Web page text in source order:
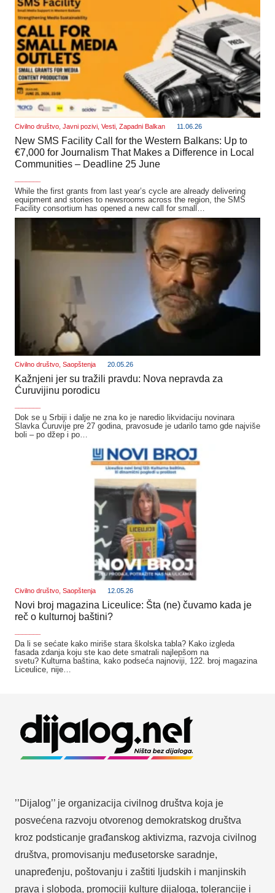
Civilno društvo, Javni pozivi, Vesti, Zapadni Balkan 11.06.26
New SMS Facility Call for the Western Balkans: Up to
€7,000 for Journalism That Makes a Difference in Local
Communities – Deadline 25 June
While the first grants from last year’s cycle are already delivering
equipment and stories to newsrooms across the region, the SMS
Facility consortium has opened a new call for small…
Civilno društvo, Saopštenja 20.05.26
Kažnjeni jer su tražili pravdu: Nova nepravda za
Ćuruvijinu porodicu
Dok se u Srbiji i dalje ne zna ko je naredio likvidaciju novinara
Slavka Ćuruvije pre 27 godina, pravosuđe je udarilo tamo gde najviše
boli – po džep i po…
Civilno društvo, Saopštenja 12.05.26
Novi broj magazina Liceulice: Šta (ne) čuvamo kada je
reč o kulturnoj baštini?
Da li se sećate kako miriše stara školska tabla? Kako izgleda
fasada zdanja koju ste kao dete smatrali najlepšom na
svetu? Kulturna baština, kako podseća najnoviji, 122. broj magazina
Liceulice, nije…
’’Dijalog’’ je organizacija civilnog društva koja je
posvećena razvoju otvorenog demokratskog društva
kroz podsticanje građanskog aktivizma, razvoja civilnog
društva, promovisanju međusetorske saradnje,
unapređenju, poštovanju i zaštiti ljudskih i manjinskih
prava i sloboda, promociji kulture dijaloga, tolerancije i